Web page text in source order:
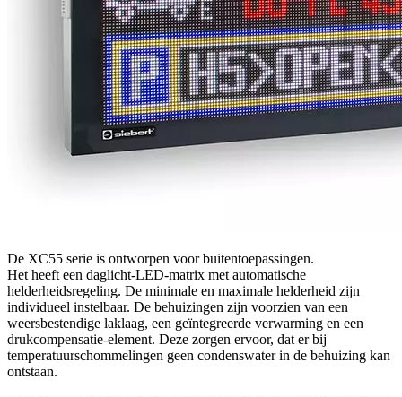
De XC55 serie is ontworpen voor buitentoepassingen.
Het heeft een daglicht-LED-matrix met automatische
helderheidsregeling. De minimale en maximale helderheid zijn
individueel instelbaar. De behuizingen zijn voorzien van een
weersbestendige laklaag, een geïntegreerde verwarming en een
drukcompensatie-element. Deze zorgen ervoor, dat er bij
temperatuurschommelingen geen condenswater in de behuizing kan
ontstaan.